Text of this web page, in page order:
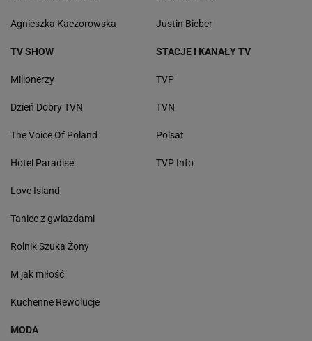
Agnieszka Kaczorowska Justin Bieber
TV SHOW
Milionerzy
Dzień Dobry TVN
The Voice Of Poland
Hotel Paradise
Love Island
Taniec z gwiazdami
Rolnik Szuka Żony
M jak miłość
Kuchenne Rewolucje
STACJE I KANAŁY TV
TVP
TVN
Polsat
TVP Info
MODA